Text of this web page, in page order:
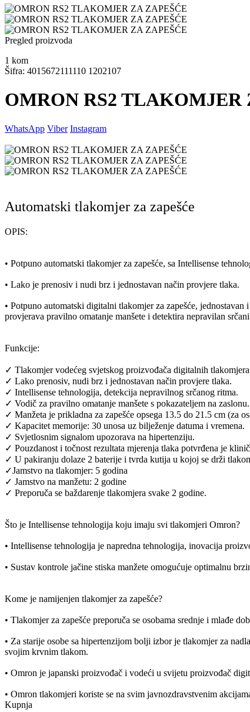
Pregled proizvoda
1 kom
Šifra: 4015672111110 1202107
OMRON RS2 TLAKOMJER
WhatsApp Viber Instagram
Automatski tlakomjer za zapešće
OPIS:
• Potpuno automatski tlakomjer za zapešće, sa Intellisense
• Lako je prenosiv i nudi brz i jednostavan način provjere tlaka.
• Potpuno automatski digitalni tlakomjer za zapešće,
provjerava pravilno omatanje manšete i detektira nepravilan
Funkcije:
✓ Tlakomjer vodećeg svjetskog proizvođača digitalnih
✓ Lako prenosiv, nudi brz i jednostavan način provjere tlaka.
✓ Intellisense tehnologija, detekcija nepravilnog srčanog ritma.
✓ Vodič za pravilno omatanje manšete s pokazateljem na zaslonu.
✓ Manžeta je prikladna za zapešće opsega 13.5 do 21.5 cm (za
✓ Kapacitet memorije: 30 unosa uz bilježenje datuma i vremena.
✓ Svjetlosnim signalom upozorava na hipertenziju.
✓ Pouzdanost i točnost rezultata mjerenja tlaka potvrđena je
✓ U pakiranju dolaze 2 baterije i tvrda kutija u kojoj se drži
✓Jamstvo na tlakomjer: 5 godina
✓ Jamstvo na manžetu: 2 godine
✓ Preporuča se baždarenje tlakomjera svake 2 godine.
Što je Intellisense tehnologija koju imaju svi tlakomjeri Omron?
• Intellisense tehnologija je napredna tehnologija, inovacija
• Sustav kontrole jačine stiska manžete omogućuje optimalnu
Kome je namijenjen tlakomjer za zapešće?
• Tlakomjer za zapešće preporuča se osobama srednje i mlađe
• Za starije osobe sa hipertenzijom bolji izbor je tlakomjer za
svojim krvnim tlakom.
• Omron je japanski proizvođač i vodeći u svijetu proizvođač
• Omron tlakomjeri koriste se na svim javnozdravstvenim
Kupnja